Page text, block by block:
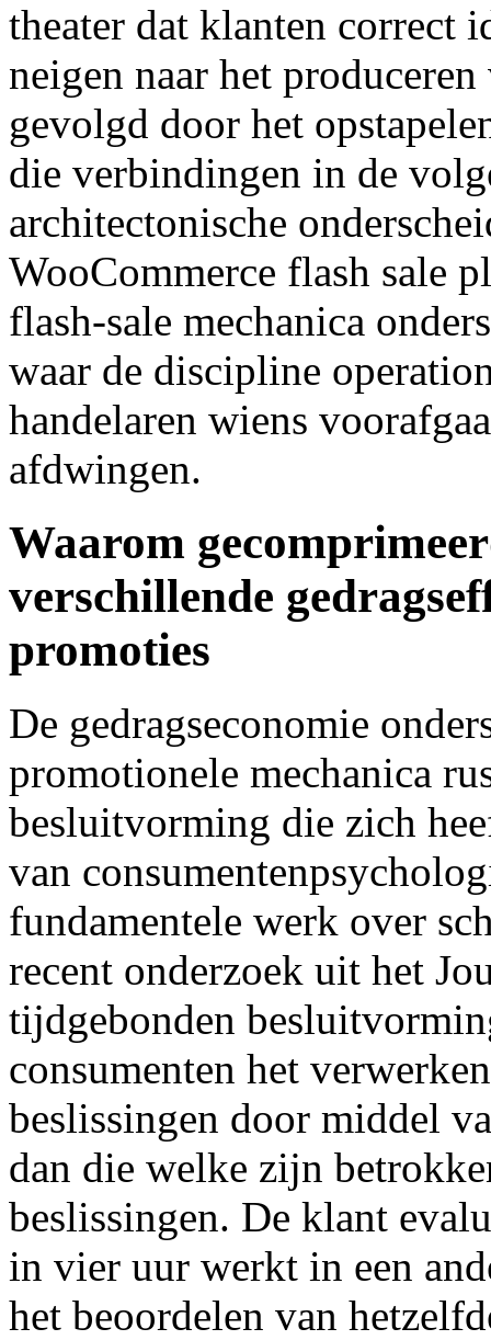
theater dat klanten correct
neigen naar het
gevolgd door het
die verbindingen in de
architectonische
WooCommerce flash sale
flash-sale mechanica
waar de discipline
handelaren wiens
afdwingen.
Waarom
verschillende
promoties
De gedragseconomie
promotionele mechanica
besluitvorming die zich
van
fundamentele werk over
recent onderzoek uit het
tijdgebonden
consumenten het
beslissingen door middel
dan die welke zijn
beslissingen. De klant
in vier uur werkt in een
het beoordelen van